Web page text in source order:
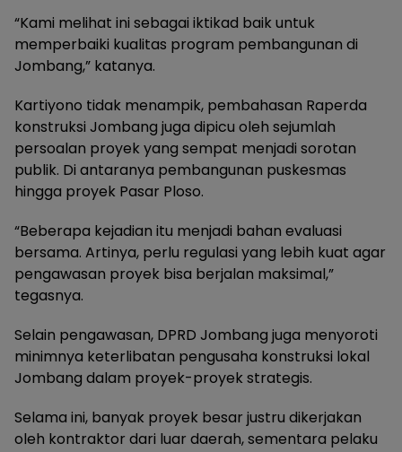
“Kami melihat ini sebagai iktikad baik untuk
memperbaiki kualitas program pembangunan di
Jombang,” katanya.
Kartiyono tidak menampik, pembahasan Raperda
konstruksi Jombang juga dipicu oleh sejumlah
persoalan proyek yang sempat menjadi sorotan
publik. Di antaranya pembangunan puskesmas
hingga proyek Pasar Ploso.
“Beberapa kejadian itu menjadi bahan evaluasi
bersama. Artinya, perlu regulasi yang lebih kuat agar
pengawasan proyek bisa berjalan maksimal,”
tegasnya.
Selain pengawasan, DPRD Jombang juga menyoroti
minimnya keterlibatan pengusaha konstruksi lokal
Jombang dalam proyek-proyek strategis.
Selama ini, banyak proyek besar justru dikerjakan
oleh kontraktor dari luar daerah, sementara pelaku